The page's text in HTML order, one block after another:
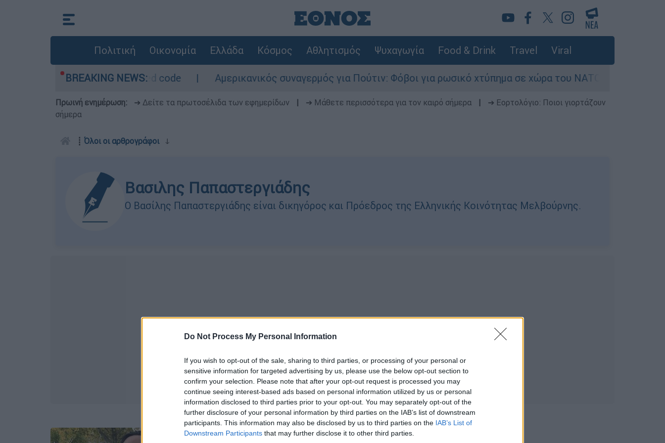
Do Not Process My Personal Information
If you wish to opt-out of the sale, sharing to third parties, or processing of your personal or
sensitive information for targeted advertising by us, please use the below opt-out section to
confirm your selection. Please note that after your opt-out request is processed you may
continue seeing interest-based ads based on personal information utilized by us or personal
information disclosed to third parties prior to your opt-out. You may separately opt-out of the
further disclosure of your personal information by third parties on the IAB’s list of downstream
participants. This information may also be disclosed by us to third parties on the IAB’s List of
Downstream Participants that may further disclose it to other third parties.
Πολιτική Οικονομία Ελλάδα Κόσμος Αθλητισμός Ψυχαγωγία Food & Drink Travel Viral
BREAKING NEWS:
- Οι περιοχές σε red code Αμερικανικός συναγερμός για Πούτιν: Φόβοι για ρωσικό χτύπημα σε χώρα του ΝΑΤΟ - Τα βασικά σενάρια
Πρωινή ενημέρωση: ➔ Δείτε τα πρωτοσέλιδα των εφημερίδων ➔ Μάθετε περισσότερα για τον καιρό σήμερα
➔ Εορτολόγιο: Ποιοι γιορτάζουν
σήμερα
┋ Όλοι οι αρθρογράφοιↆ
Βασιλης Παπαστεργιάδης
Ο Βασίλης Παπαστεργιάδης είναι δικηγόρος και Πρόεδρος της Ελληνικής Κοινότητας Μελβούρνης.